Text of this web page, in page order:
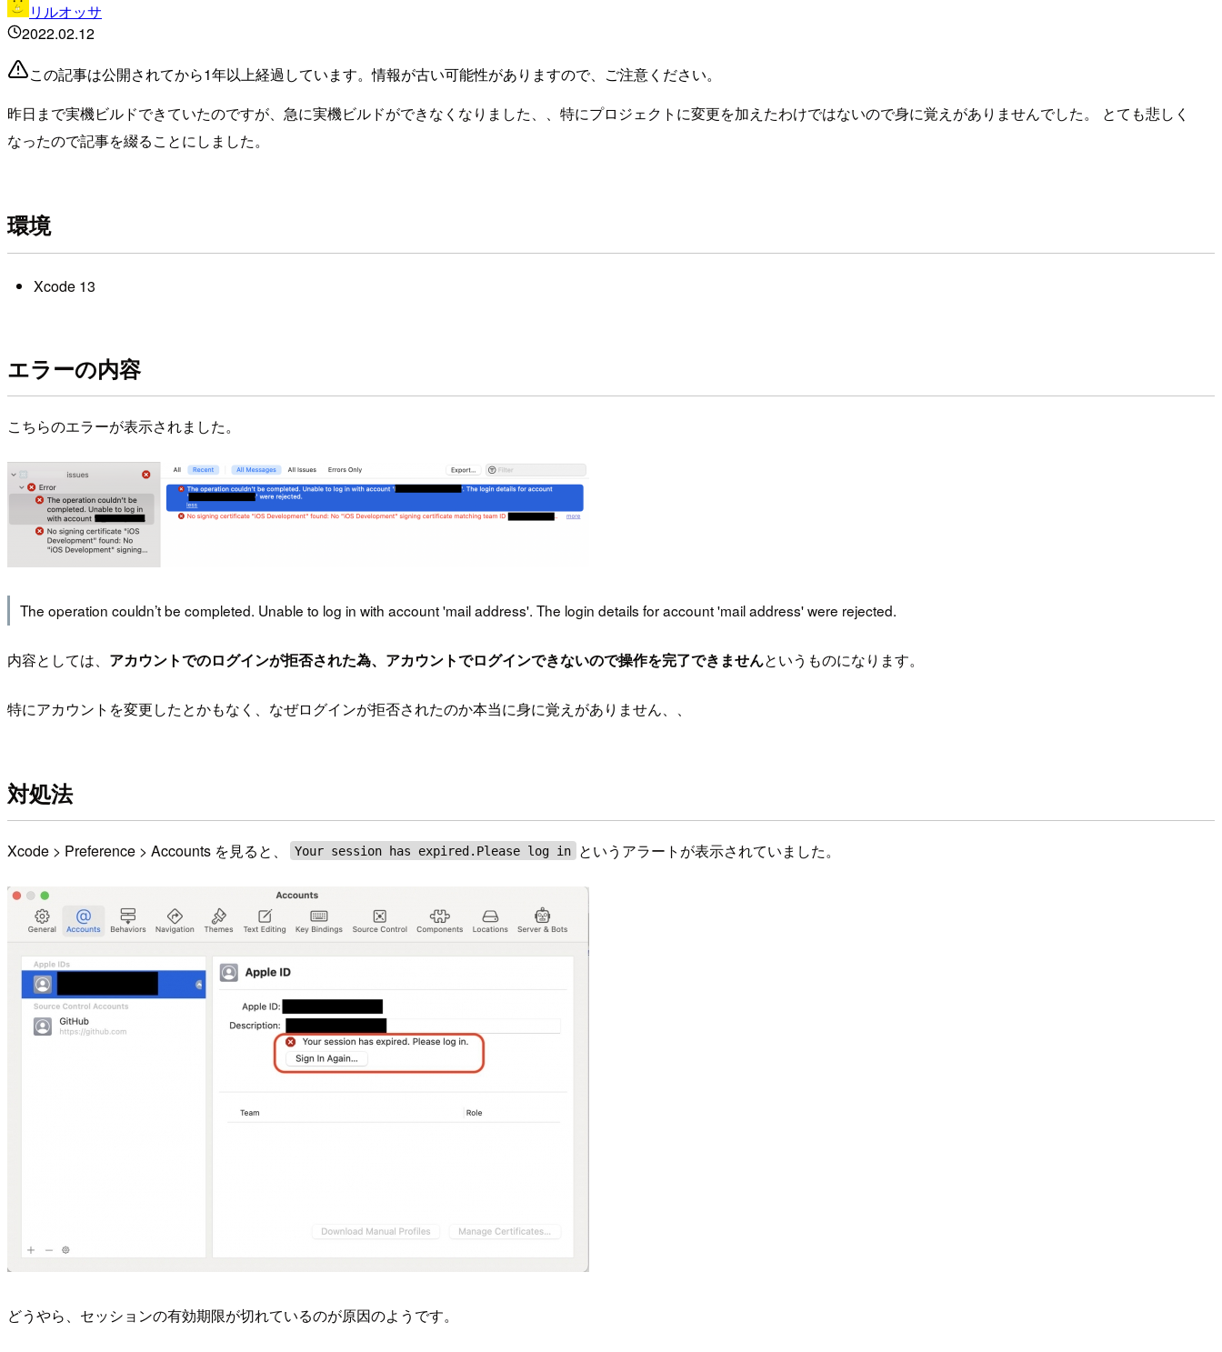
リルオッサ
2022.02.12
この記事は公開されてから1年以上経過しています。情報が古い可能性がありますので、ご注意ください。
昨日まで実機ビルドできていたのですが、急に実機ビルドができなくなりました、、特にプロジェクトに変更を加えたわけではないので身に覚えがありませんでした。 とても悲しく
なったので記事を綴ることにしました。
環境
Xcode 13
エラーの内容
こちらのエラーが表示されました。
The operation couldn’t be completed. Unable to log in with account 'mail address'. The login details for account 'mail address' were rejected.
内容としては、 アカウントでのログインが拒否された為、アカウントでログインできないので操作を完了できませんというものになります。
特にアカウントを変更したとかもなく、なぜログインが拒否されたのか本当に身に覚えがありません、、
対処法
Xcode > Preference > Accounts を見ると、 Your session has expired.Please log in というアラートが表示されていました。
どうやら、セッションの有効期限が切れているのが原因のようです。